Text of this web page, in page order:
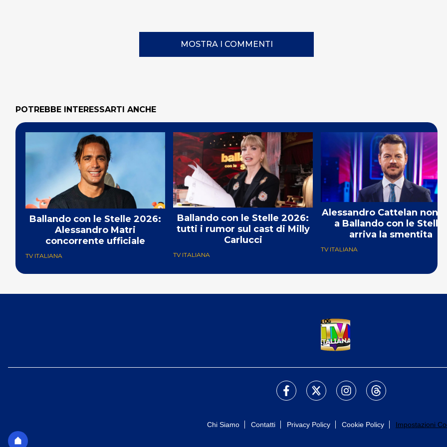
MOSTRA I COMMENTI
POTREBBE INTERESSARTI ANCHE
Ballando con le Stelle 2026:
Alessandro Matri
concorrente ufficiale
TV ITALIANA
Ballando con le Stelle 2026:
tutti i rumor sul cast di Milly
Carlucci
TV ITALIANA
Alessandro Cattelan non
a Ballando con le Stelle:
arriva la smentita
TV ITALIANA
Chi Siamo Contatti Privacy Policy Cookie Policy Impostazioni